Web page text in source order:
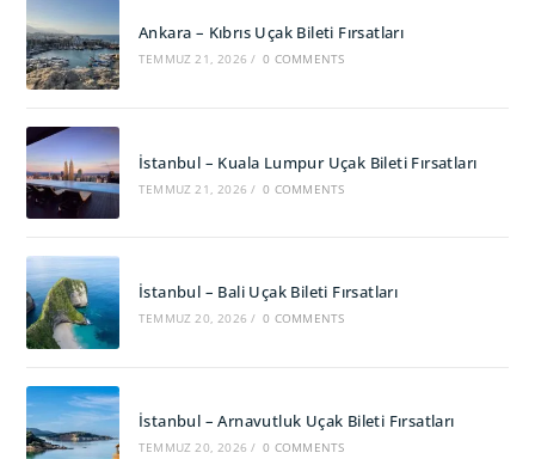
Ankara – Kıbrıs Uçak Bileti Fırsatları
TEMMUZ 21, 2026 / 0 COMMENTS
İstanbul – Kuala Lumpur Uçak Bileti Fırsatları
TEMMUZ 21, 2026 / 0 COMMENTS
İstanbul – Bali Uçak Bileti Fırsatları
TEMMUZ 20, 2026 / 0 COMMENTS
İstanbul – Arnavutluk Uçak Bileti Fırsatları
TEMMUZ 20, 2026 / 0 COMMENTS